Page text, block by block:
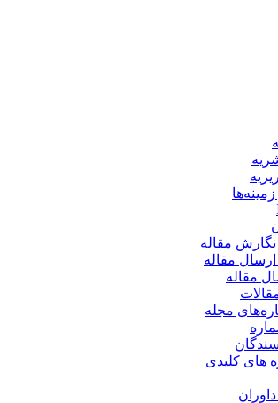
مقاله
مقاله
مقاله
مجله
های کلیدی